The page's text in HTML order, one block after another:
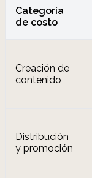
Categoría
de costo
Creación de
contenido
Distribución
y promoción